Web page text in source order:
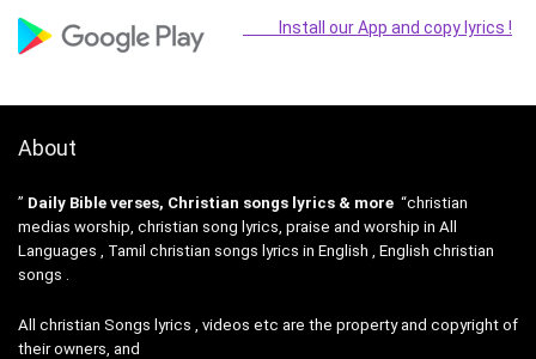
Install our App and copy lyrics !
About
” Daily Bible verses, Christian songs lyrics & more “christian
medias worship, christian song lyrics, praise and worship in All
Languages , Tamil christian songs lyrics in English , English christian
songs .
All christian Songs lyrics , videos etc are the property and copyright of
their owners, and